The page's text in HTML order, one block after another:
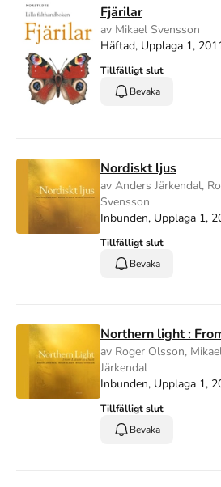
Fjärilar
av Mikael Svensson
Häftad, Upplaga 1,
Tillfälligt slut
Bevaka
Nordiskt ljus
av Anders Järkendal,
Svensson
Inbunden, Upplaga 1,
Tillfälligt slut
Bevaka
Northern light :
av Roger Olsson,
Järkendal
Inbunden, Upplaga 1,
Tillfälligt slut
Bevaka